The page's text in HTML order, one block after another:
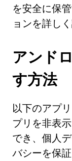
を安全に保
ョンを詳し
アンド
す方法
以下のアプ
プリを非表
でき、個人
バシーを保